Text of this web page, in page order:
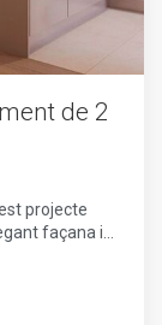
de 2
projecte
façana i